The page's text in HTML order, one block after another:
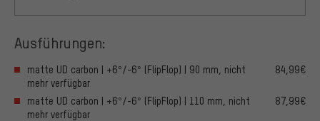
Ausführungen:
matte UD carbon | +6°/-6° (FlipFlop) | 90 mm, nicht
mehr verfügbar
84,99€
matte UD carbon | +6°/-6° (FlipFlop) | 110 mm, nicht
mehr verfügbar
87,99€